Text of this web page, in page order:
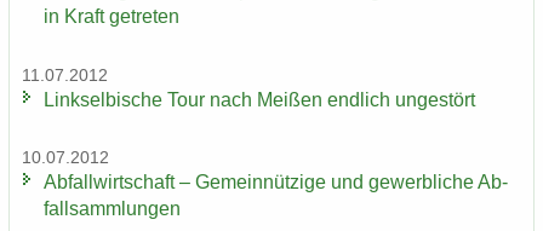
in Kraft ge­tre­ten
11.07.2012
Linksel­bi­sche Tour nach Mei­ßen end­lich un­ge­stört
10.07.2012
Ab­fall­wirt­schaft – Ge­mein­nüt­zi­ge und ge­werb­li­che Ab­
fall­samm­lun­gen